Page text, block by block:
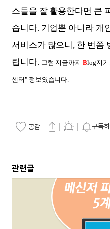
스들을 잘 활용한다면 큰
습니다. 기업뿐 아니라 개
서비스가 많으니, 한 번쯤
립니다. 그럼 지금까지 Blog지
센터" 정보였습니다.
공감 구독하
관련글